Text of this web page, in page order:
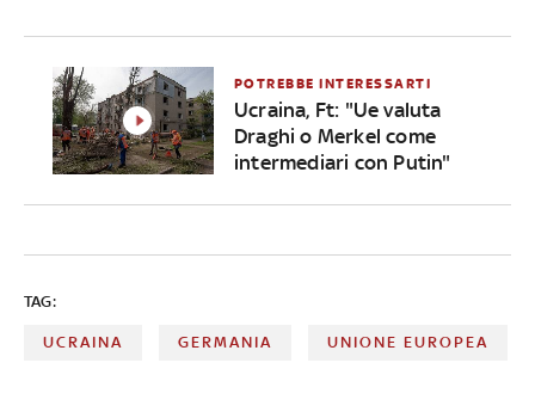
POTREBBE INTERESSARTI
Ucraina, Ft: "Ue valuta
Draghi o Merkel come
intermediari con Putin"
TAG:
UCRAINA GERMANIA UNIONE EUROPEA